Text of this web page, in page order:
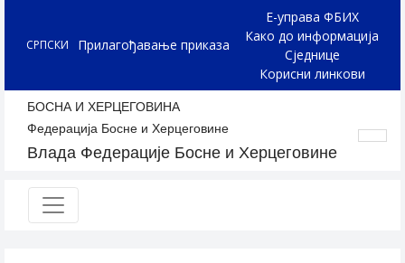
СРПСКИ Прилагођавање приказа
Е-управа ФБИХ
Како до информација
Сједнице
Корисни линкови
БОСНА И ХЕРЦЕГОВИНА
Федерација Босне и Херцеговине
Влада Федерације Босне и Херцеговине